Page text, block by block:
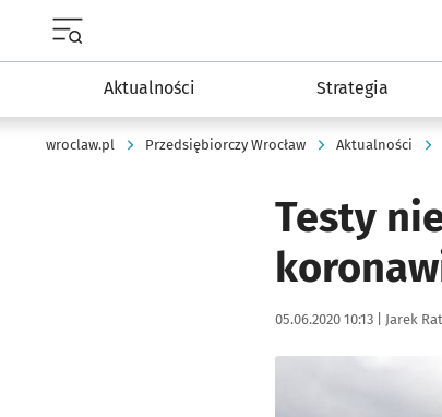
Aktualności Strategia
wroclaw.pl Przedsiębiorczy Wrocław Aktualności
Testy
Data publikacji:
05.06.2020 10:13 | Autor:
Jarek
Kliknij, aby